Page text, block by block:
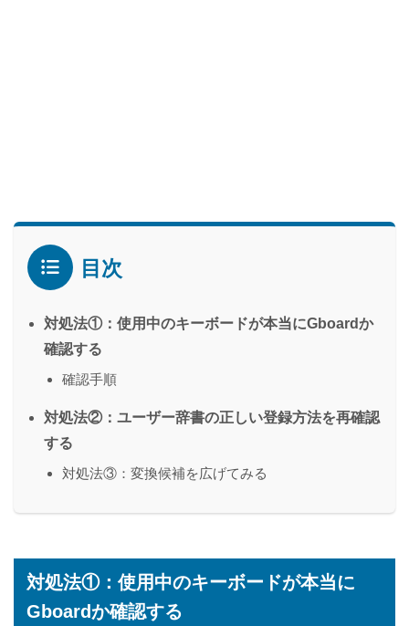
目次
対処法①：使用中のキーボードが本当にGboardか
確認する
確認手順
対処法②：ユーザー辞書の正しい登録方法を再確認
する
対処法③：変換候補を広げてみる
対処法①：使用中のキーボードが本当に
Gboardか確認する